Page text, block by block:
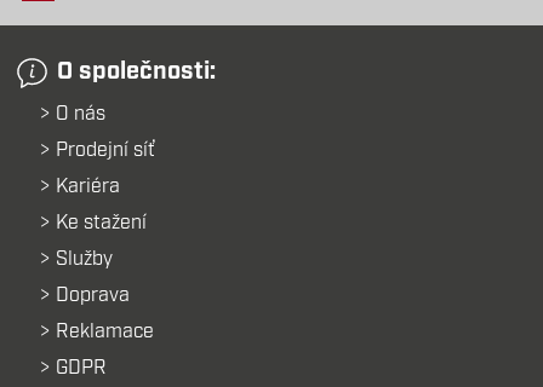
O společnosti:
O nás
Prodejní síť
Kariéra
Ke stažení
Služby
Doprava
Reklamace
GDPR